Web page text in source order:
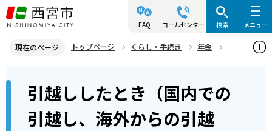
こ
の
ジ
FAQ コールセンター 検索 メニュー
現在のページ トップページ くらし・手続き
年金
引越ししたとき（国内での引越し、海外からの引越し、海外への引越
引越ししたとき（国内での
引越し、海外からの引越